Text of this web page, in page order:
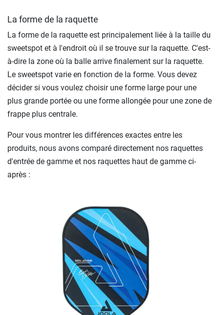
La forme de la raquette
La forme de la raquette est principalement liée à la taille du
sweetspot et à l'endroit où il se trouve sur la raquette. C'est-
à-dire la zone où la balle arrive finalement sur la raquette.
Le sweetspot varie en fonction de la forme. Vous devez
décider si vous voulez choisir une forme large pour une
plus grande portée ou une forme allongée pour une zone de
frappe plus centrale.
Pour vous montrer les différences exactes entre les
produits, nous avons comparé directement nos raquettes
d'entrée de gamme et nos raquettes haut de gamme ci-
après :